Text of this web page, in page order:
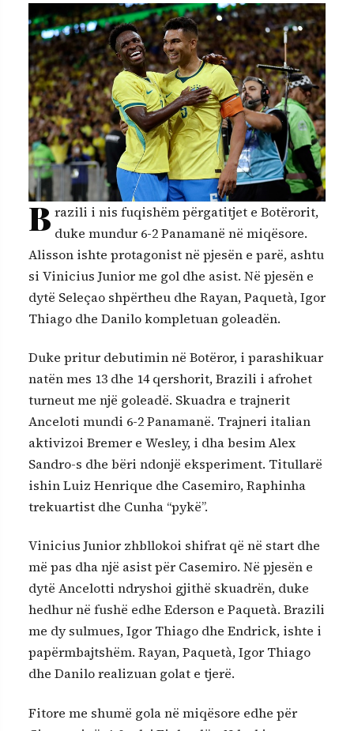
Brazili i nis fuqishëm përgatitjet e Botërorit,
duke mundur 6-2 Panamanë në miqësore.
Alisson ishte protagonist në pjesën e parë, ashtu
si Vinicius Junior me gol dhe asist. Në pjesën e
dytë Seleçao shpërtheu dhe Rayan, Paquetà, Igor
Thiago dhe Danilo kompletuan goleadën.
Duke pritur debutimin në Botëror, i parashikuar
natën mes 13 dhe 14 qershorit, Brazili i afrohet
turneut me një goleadë. Skuadra e trajnerit
Anceloti mundi 6-2 Panamanë. Trajneri italian
aktivizoi Bremer e Wesley, i dha besim Alex
Sandro-s dhe bëri ndonjë eksperiment. Titullarë
ishin Luiz Henrique dhe Casemiro, Raphinha
trekuartist dhe Cunha “pykë”.
Vinicius Junior zhbllokoi shifrat që në start dhe
më pas dha një asist për Casemiro. Në pjesën e
dytë Ancelotti ndryshoi gjithë skuadrën, duke
hedhur në fushë edhe Ederson e Paquetà. Brazili
me dy sulmues, Igor Thiago dhe Endrick, ishte i
papërmbajtshëm. Rayan, Paquetà, Igor Thiago
dhe Danilo realizuan golat e tjerë.
Fitore me shumë gola në miqësore edhe për